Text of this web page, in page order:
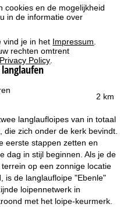
cookies en de mogelijkheid
in de informatie over
vind je in het Impressum.
rechten omtrent
Privacy Policy.
2 km
langlaufloipes van in totaal
die zich onder de kerk bevindt.
eerste stappen zetten en
dag in stijl beginnen. Als je de
op een zonnige locatie
is de langlaufloipe "Ebenle"
loipennetwerk in
met het loipe-keurmerk.